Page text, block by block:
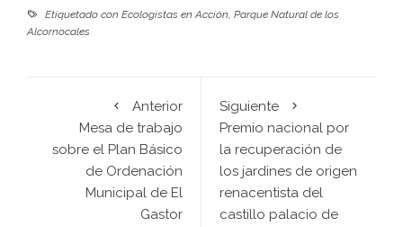
Etiquetado con Ecologistas en Acción, Parque Natural de los
Alcornocales
Anterior
Mesa de trabajo
sobre el Plan Básico
de Ordenación
Municipal de El
Gastor
Siguiente
Premio nacional por
la recuperación de
los jardines de origen
renacentista del
castillo palacio de